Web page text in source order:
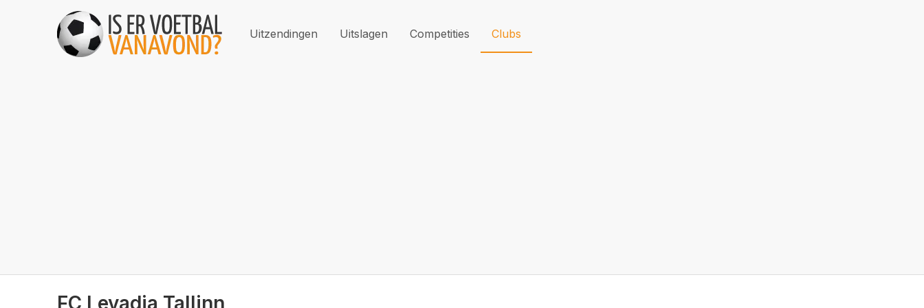
Uitzendingen Uitslagen Competities Clubs
FC Levadia Tallinn